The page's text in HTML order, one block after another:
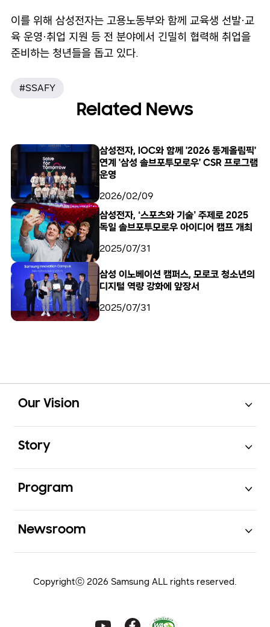
이를 위해 삼성전자는 고용노동부와 함께 교육생 선발·교
육 운영·취업 지원 등 전 분야에서 긴밀히 협력해 취업을
준비하는 청년들을 돕고 있다.
#SSAFY
Related News
삼성전자, IOC와 함께 '2026 동계올림픽'
연계 '삼성 솔브포투모로우' CSR 프로그램
운영
2026/02/09
삼성전자, ‘스포츠와 기술’ 주제로 2025
독일 솔브포투모로우 아이디어 캠프 개최
2025/07/31
삼성 이노베이션 캠퍼스, 모로코 청소년의
디지털 역량 강화에 앞장서
2025/07/31
Our Vision
Story
Program
Newsroom
Copyrightⓒ 2026 Samsung ALL rights reserved.